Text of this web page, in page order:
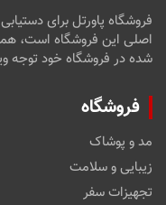
فروشگاه پاورتل برای
اصلی این فروشگاه است،
شده در فروشگاه خود توجه
فروشگاه
مد و پوشاک
زیبایی و سلامت
تجهیزات سفر